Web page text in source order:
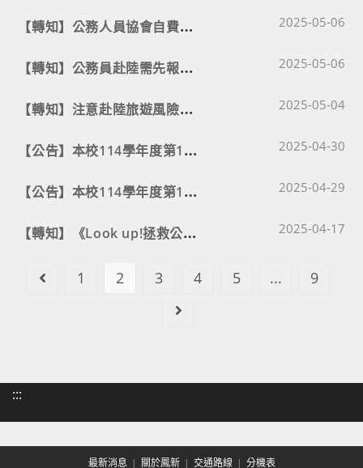
【
轉知】公務人員協會自費團體保險長照方案。 Post published:
2025-05-06
【
轉知】公務員赴陸需先報經機關同意並完成請假手續。 Post published:
2025-05-06
【
轉知】注意赴陸旅遊風險及落實赴陸港澳動態登錄系統登錄 Post published:
2025-05-04
【
公告】本校114學年度第1次教師甄選複試報名遞補人員名單。 Post published:
2025-04-30
【
公告】本校114學年度第1次教師甄選初試錄取參加複試報名名單。 Post published:
2025-04-29
【
轉知】《Look up!拯救公司大作戰》性別友善職場動畫短片 Post published:
2025-04-17
Go to the previous page
1 2 3 4 5 ...
9
Go to the next page
:::
最新消息 關於鳳新 交通路線 分機表